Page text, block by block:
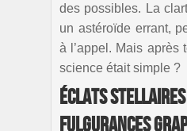
des possibles. La
un astéroïde errant,
à l’appel. Mais après
science était simple ?
Éclats
Fulgurances